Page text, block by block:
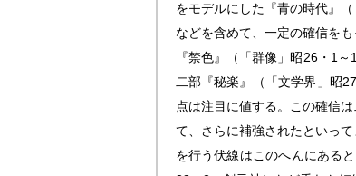
をモデルにした『青の時代』
などを含めて、一定の確信を
『禁色』（「群像」昭26・1
二部『秘楽』（「文学界」昭
点は注目に値する。この確信
て、さらに補強されたといっ
を行う伏線はこのへんにある